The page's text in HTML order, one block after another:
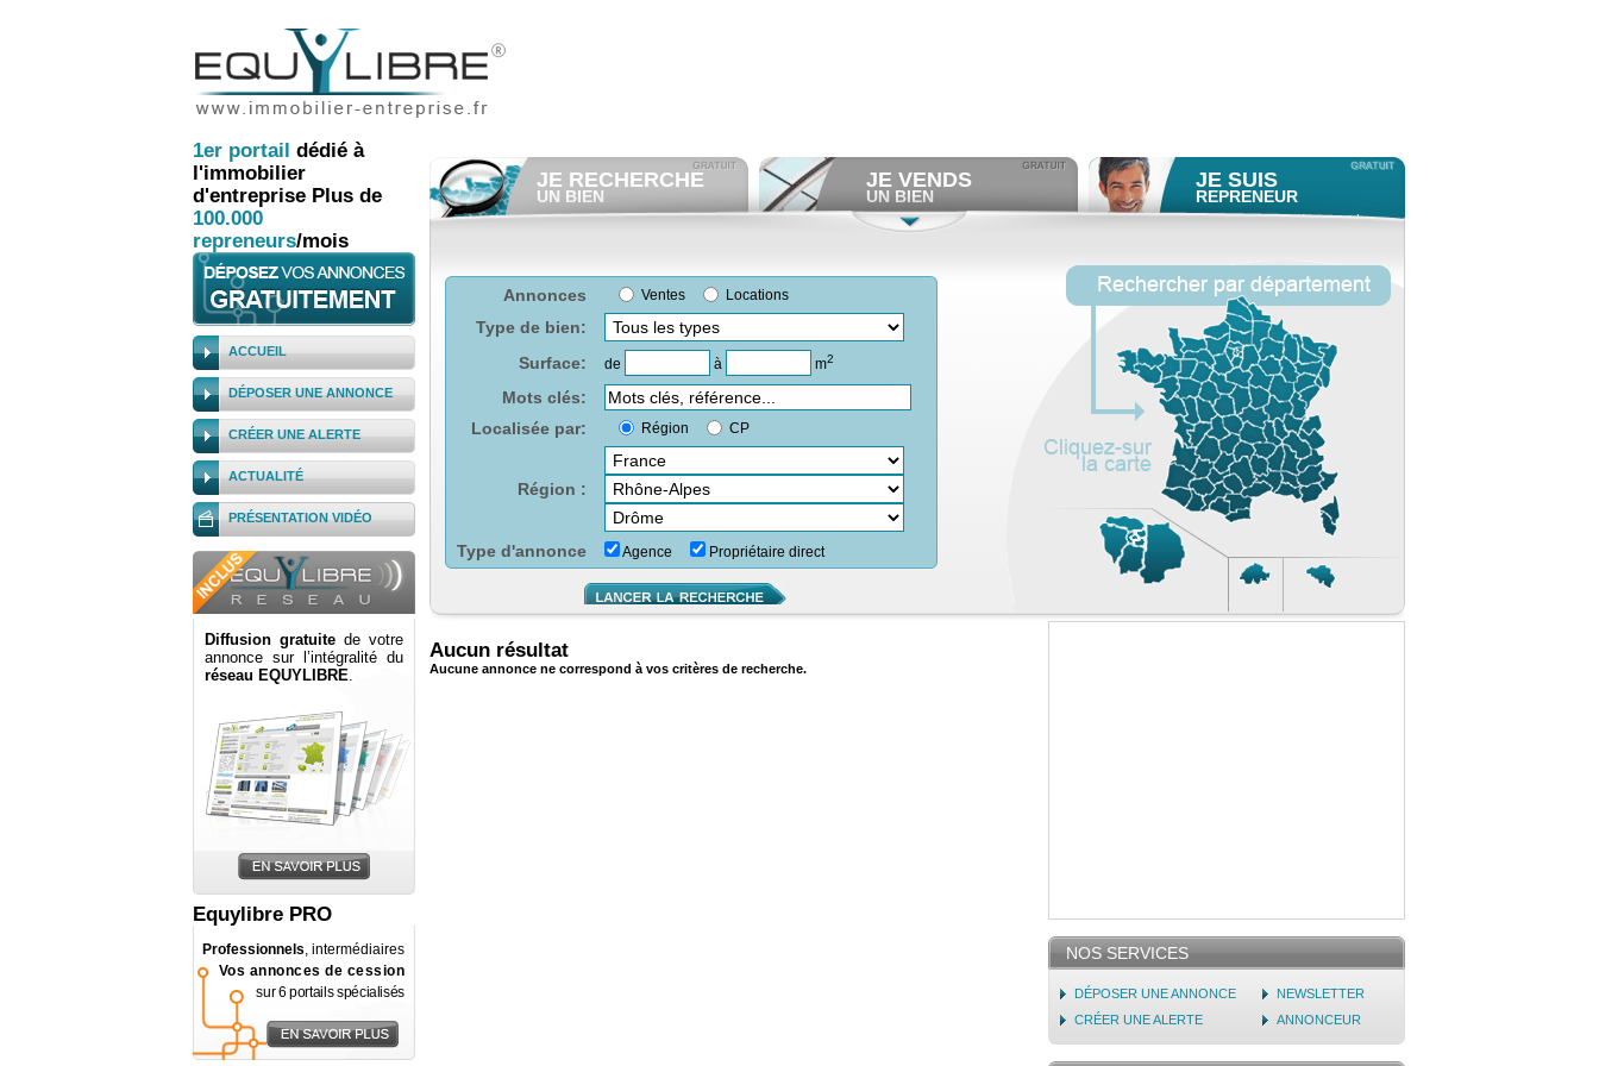
1er portail dédié à
l'immobilier
d'entreprise Plus de
100.000
repreneurs/mois
ACCUEIL
DÉPOSER UNE ANNONCE
CRÉER UNE ALERTE
ACTUALITÉ
PRÉSENTATION VIDÉO
Diffusion gratuite de votre
annonce sur l’intégralité du
réseau EQUYLIBRE.
Equylibre PRO
Professionnels, intermédiaires
Vos annonces de cession
sur 6 portails spécialisés
JE RECHERCHE
UN BIEN
Consulter gratuitementles
RECHERCHER UNE
ANNONCE
JE VENDS
UN BIEN
Déposer gratuitement
annonce de cession.
JE SUIS
REPRENEUR
Consulter gratuitementles
ACCÈS REPRENEUR
Annonces Ventes Locations
Type de bien:
Surface:
de à m2
Mots clés:
Localisée par:
Région CP
Région :
Type d'annonce Agence Propriétaire direct
Aucun résultat
Aucune annonce ne correspond à vos critères de recherche.
NOS SERVICES
DÉPOSER UNE ANNONCE
NEWSLETTER
CRÉER UNE ALERTE
ANNONCEUR